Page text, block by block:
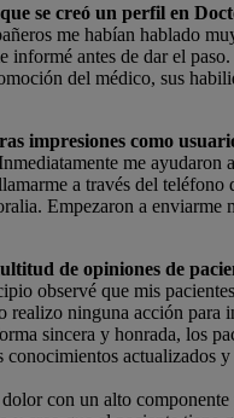
se creó un perfil en
me habían hablado
informé antes de dar el
del médico, sus
impresiones como
me
a través del
Empezaron a enviarme
de opiniones de
observé que mis
realizo ninguna acción para
sincera y honrada, los
conocimientos actualizados
con un alto